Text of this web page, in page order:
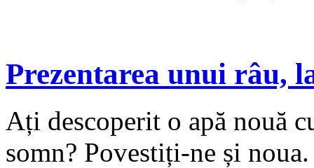
Prezentarea unui râu,
Ați descoperit o apă nouă
somn? Povestiți-ne și noua.